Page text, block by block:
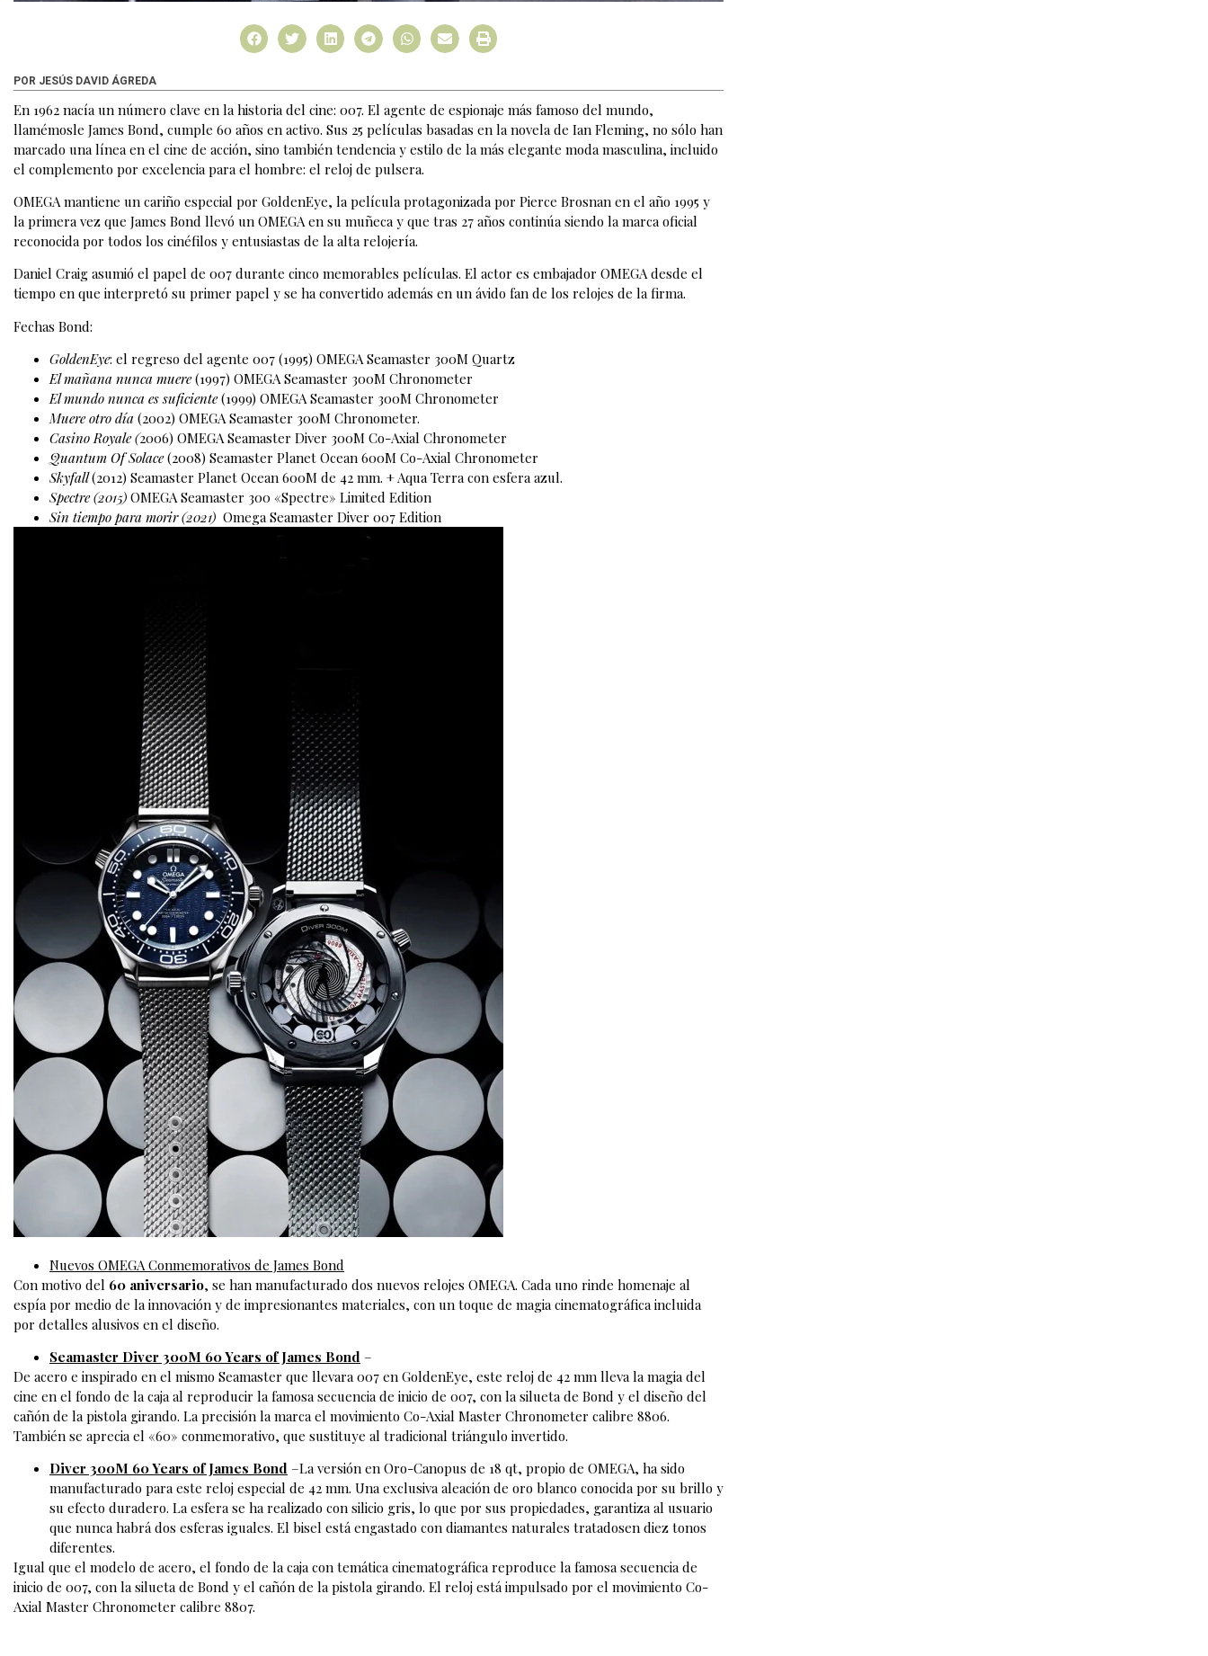
POR JESÚS DAVID ÁGREDA
En 1962 nacía un número clave en la historia del cine: 007. El agente de espionaje más famoso del mundo,
llamémosle James Bond, cumple 60 años en activo. Sus 25 películas basadas en la novela de Ian Fleming, no sólo han
marcado una línea en el cine de acción, sino también tendencia y estilo de la más elegante moda masculina, incluido
el complemento por excelencia para el hombre: el reloj de pulsera.
OMEGA mantiene un cariño especial por GoldenEye, la película protagonizada por Pierce Brosnan en el año 1995 y
la primera vez que James Bond llevó un OMEGA en su muñeca y que tras 27 años continúa siendo la marca oficial
reconocida por todos los cinéfilos y entusiastas de la alta relojería.
Daniel Craig asumió el papel de 007 durante cinco memorables películas. El actor es embajador OMEGA desde el
tiempo en que interpretó su primer papel y se ha convertido además en un ávido fan de los relojes de la firma.
Fechas Bond:
GoldenEye: el regreso del agente 007 (1995) OMEGA Seamaster 300M Quartz
El mañana nunca muere(1997) OMEGA Seamaster 300M Chronometer
El mundo nunca es suficiente(1999) OMEGA Seamaster 300M Chronometer
Muere otro día (2002) OMEGA Seamaster 300M Chronometer.
Casino Royale (2006) OMEGA Seamaster Diver 300M Co-Axial Chronometer
Quantum Of Solace(2008) Seamaster Planet Ocean 600M Co-Axial Chronometer
Skyfall(2012) Seamaster Planet Ocean 600M de 42 mm. + Aqua Terra con esfera azul.
Spectre (2015) OMEGA Seamaster 300 «Spectre» Limited Edition
Sin tiempo para morir (2021) Omega Seamaster Diver 007 Edition
Nuevos OMEGA Conmemorativos de James Bond
Con motivo del 60 aniversario, se han manufacturado dos nuevos relojes OMEGA. Cada uno rinde homenaje al
espía por medio de la innovación y de impresionantes materiales, con un toque de magia cinematográfica incluida
por detalles alusivos en el diseño.
Seamaster Diver 300M 60 Years of James Bond –
De acero e inspirado en el mismo Seamaster que llevara 007 en GoldenEye, este reloj de 42 mm lleva la magia del
cine en el fondo de la caja al reproducir la famosa secuencia de inicio de 007, con la silueta de Bond y el diseño del
cañón de la pistola girando. La precisión la marca el movimiento Co-Axial Master Chronometer calibre 8806.
También se aprecia el «60» conmemorativo, que sustituye al tradicional triángulo invertido.
Diver 300M 60 Years of James Bond –La versión en Oro-Canopus de 18 qt, propio de OMEGA, ha sido
manufacturado para este reloj especial de 42 mm. Una exclusiva aleación de oro blanco conocida por su brillo y
su efecto duradero. La esfera se ha realizado con silicio gris, lo que por sus propiedades, garantiza al usuario
que nunca habrá dos esferas iguales. El bisel está engastado con diamantes naturales tratadosen diez tonos
diferentes.
Igual que el modelo de acero, el fondo de la caja con temática cinematográfica reproduce la famosa secuencia de
inicio de 007, con la silueta de Bond y el cañón de la pistola girando. El reloj está impulsado por el movimiento Co-
Axial Master Chronometer calibre 8807.